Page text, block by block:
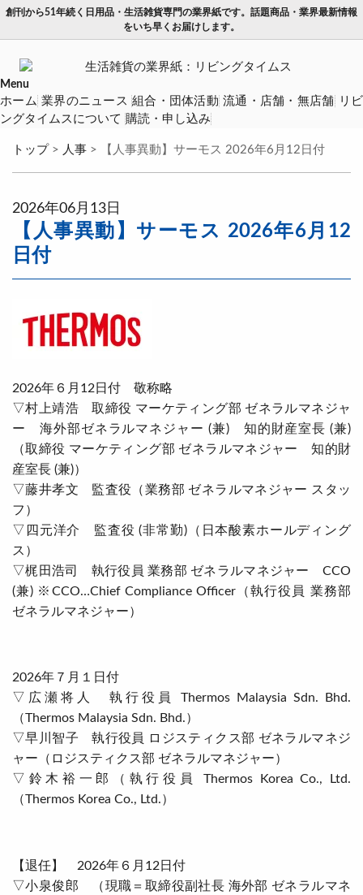
創刊から51年続く日用品・生活雑貨専門の業界紙です。話題商品・業界最新情報
をいち早くお届けします。
Menu
ホーム 業界のニュース 組合・団体活動 流通・店舗・無店舗 リビ
ングタイムスについて 購読・申し込み
トップ > 人事 > 【人事異動】サーモス 2026年6月12日付
2026年06月13日
【人事異動】サーモス 2026年6月12
日付
2026年６月12日付 敬称略
▽村上靖浩 取締役 マーケティング部 ゼネラルマネジャ
ー 海外部ゼネラルマネジャー (兼) 知的財産室⾧ (兼)
（取締役 マーケティング部 ゼネラルマネジャー 知的財
産室⾧ (兼)）
▽藤井孝文 監査役（業務部 ゼネラルマネジャー スタッ
フ）
▽四元洋介 監査役 (非常勤)（日本酸素ホールディング
ス）
▽梶田浩司 執行役員 業務部 ゼネラルマネジャー CCO
(兼) ※CCO…Chief Compliance Officer（執行役員 業務部
ゼネラルマネジャー）
2026年７月１日付
▽広瀬将人 執行役員 Thermos Malaysia Sdn. Bhd.
（Thermos Malaysia Sdn. Bhd.）
▽早川智子 執行役員 ロジスティクス部 ゼネラルマネジ
ャー（ロジスティクス部 ゼネラルマネジャー）
▽鈴木裕一郎（執行役員 Thermos Korea Co., Ltd.
（Thermos Korea Co., Ltd.）
【退任】 2026年６月12日付
▽小泉俊郎 （現職＝取締役副社⾧ 海外部 ゼネラルマネ